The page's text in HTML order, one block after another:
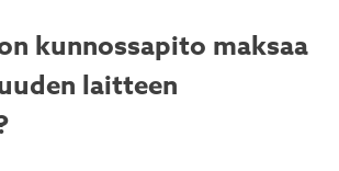
kunnossapito maksaa
laitteen